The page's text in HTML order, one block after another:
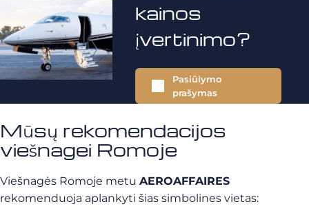
kainos
įvertinimo?
Pasiūlymo
prašymas
Mūsų rekomendacijos
viešnagei Romoje
Viešnagės Romoje metu AEROAFFAIRES
rekomenduoja aplankyti šias simbolines vietas: